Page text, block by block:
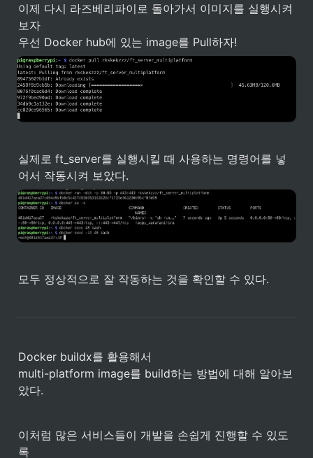
이제 다시 라즈베리파이로 돌아가서 이미지를 실행시켜
보자
우선 Docker hub에 있는 image를 Pull하자!
실제로 ft_server를 실행시킬 때 사용하는 명령어를 넣
어서 작동시켜 보았다.
모두 정상적으로 잘 작동하는 것을 확인할 수 있다.
Docker buildx를 활용해서
multi-platform image를 build하는 방법에 대해 알아보
았다.
이처럼 많은 서비스들이 개발을 손쉽게 진행할 수 있도
록